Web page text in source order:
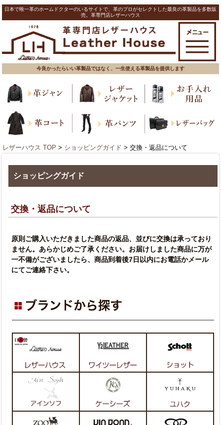
日本で唯一革のホームドクターのいるサイトで、革のプロがセレクトした最良の革製品を多数販
売。革専門店レザーハウス
今良かったらいい革製品ではなく、一生使える革製品を提供します
レザーハウス TOP > ショッピングガイド > 交換・返品について
ショッピングガイド
交換・返品について
原則ご購入いただきました商品の返品、並びに交換は承っており
ません。あらかじめご了承ください。お届けしました商品に万が
一不備がございましたら、商品到着後7日以内にお電話かメール
にてご連絡下さい。